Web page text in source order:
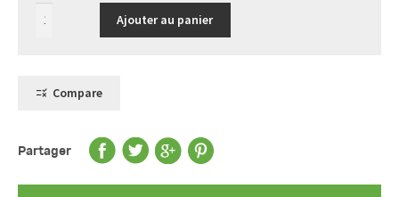
quantité
de
-
-
en
gamme
Ajouter au panier
Compare
Partager